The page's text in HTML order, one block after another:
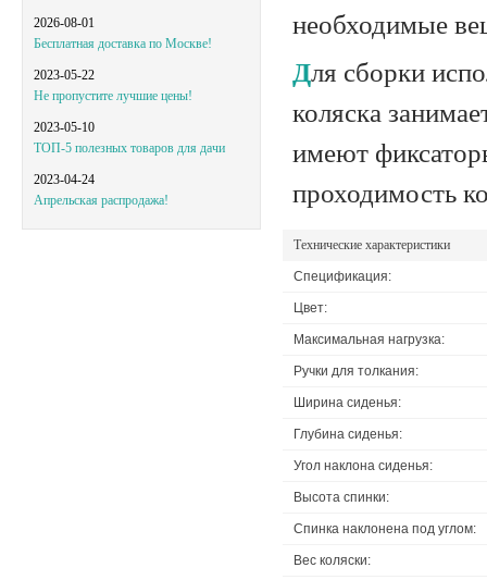
2026-08-01
Бесплатная доставка по Москве!
2023-05-22
Не пропустите лучшие цены!
2023-05-10
ТОП-5 полезных товаров для дачи
2023-04-24
Апрельская распродажа!
необходимые
Для сборки используется механизм "трость". В сложенном виде кресло-
коляска
имеют
проходимость
Технические характеристики
Спецификация:
Цвет:
Максимальная нагрузка:
Ручки для толкания:
Ширина сиденья:
Глубина сиденья:
Угол наклона сиденья:
Высота спинки:
Спинка наклонена под углом:
Вес коляски: